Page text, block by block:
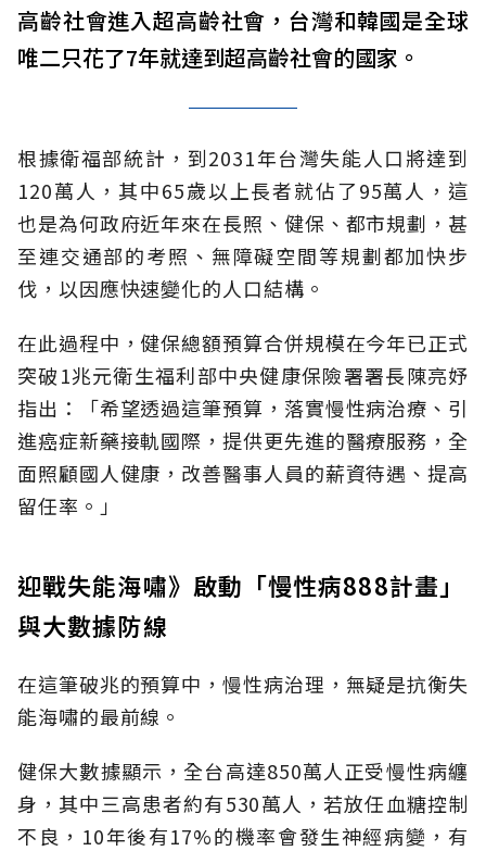
高齡社會進入超高齡社會，台灣和韓國是全球
唯二只花了7年就達到超高齡社會的國家。
根據衛福部統計，到2031年台灣失能人口將達到
120萬人，其中65歲以上長者就佔了95萬人，這
也是為何政府近年來在長照、健保、都市規劃，甚
至連交通部的考照、無障礙空間等規劃都加快步
伐，以因應快速變化的人口結構。
在此過程中，健保總額預算合併規模在今年已正式
突破1兆元衛生福利部中央健康保險署署長陳亮妤
指出：「希望透過這筆預算，落實慢性病治療、引
進癌症新藥接軌國際，提供更先進的醫療服務，全
面照顧國人健康，改善醫事人員的薪資待遇、提高
留任率。」
迎戰失能海嘯》啟動「慢性病888計畫」
與大數據防線
在這筆破兆的預算中，慢性病治理，無疑是抗衡失
能海嘯的最前線。
健保大數據顯示，全台高達850萬人正受慢性病纏
身，其中三高患者約有530萬人，若放任血糖控制
不良，10年後有17%的機率會發生神經病變，有